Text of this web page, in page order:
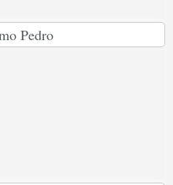
Pedro